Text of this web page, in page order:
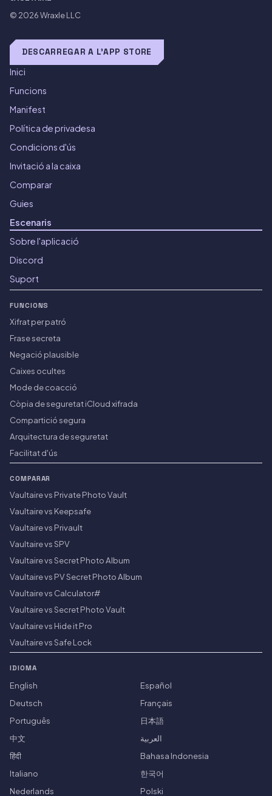
© 2026Wraxle LLC
DESCARREGAR A L'APP STORE
Inici
Funcions
Manifest
Política de privadesa
Condicions d'ús
Invitació a la caixa
Comparar
Guies
Escenaris
Sobre l'aplicació
Discord
Suport
FUNCIONS
Xifrat per patró
Frase secreta
Negació plausible
Caixes ocultes
Mode de coacció
Còpia de seguretat iCloud xifrada
Compartició segura
Arquitectura de seguretat
Facilitat d'ús
COMPARAR
Vaultaire vs Private Photo Vault
Vaultaire vs Keepsafe
Vaultaire vs Privault
Vaultaire vs SPV
Vaultaire vs Secret Photo Album
Vaultaire vs PV Secret Photo Album
Vaultaire vs Calculator#
Vaultaire vs Secret Photo Vault
Vaultaire vs Hide it Pro
Vaultaire vs Safe Lock
IDIOMA
English
Español
Deutsch
Français
Português
日本語
中文
العربية
हिंदी
Bahasa Indonesia
Italiano
한국어
Nederlands
Polski